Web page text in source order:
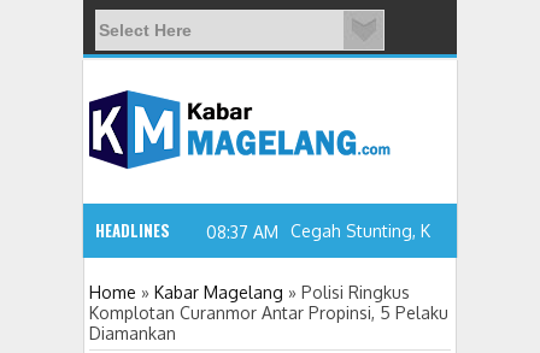
HEADLINES
08:37 AM
Cegah Stunting, Kader IMP Kota Magelan
Home » Kabar Magelang » Polisi Ringkus
Komplotan Curanmor Antar Propinsi, 5 Pelaku
Diamankan